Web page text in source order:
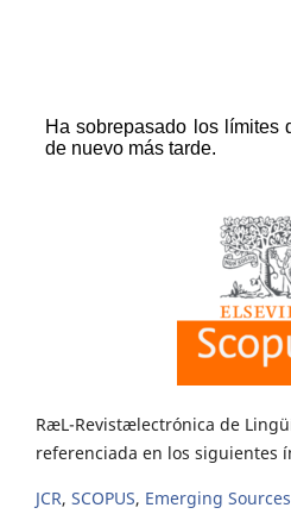
RæL-Revistælectrónica de
referenciada en los siguientes
JCR, SCOPUS, Emerging